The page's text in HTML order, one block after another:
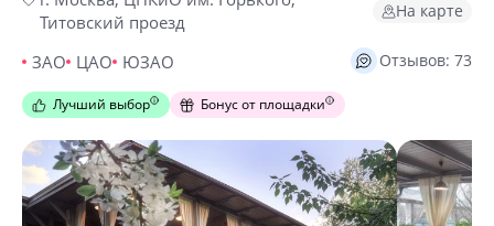
Титовский проезд
ЗАО ЦАО ЮЗАО
На карте
Отзывов: 73
Бонус от площадки
Лучший выбор